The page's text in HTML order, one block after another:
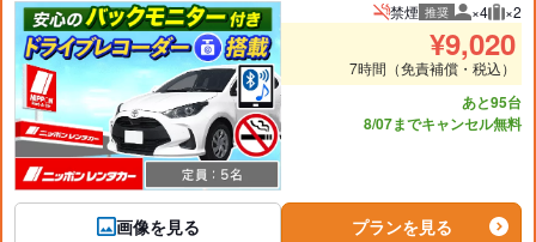
画像を見る
禁煙 推奨 推奨人数
×4 推奨
×2
¥9,020
7時間（免責補償・税込）
あと95台
8/07までキャンセル無料
プランを見る